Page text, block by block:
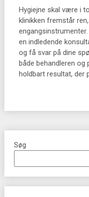
Hygiejne skal være i
klinikken fremstår
en indledende
og få svar på dine
både behandleren
holdbart resultat, der
Søg